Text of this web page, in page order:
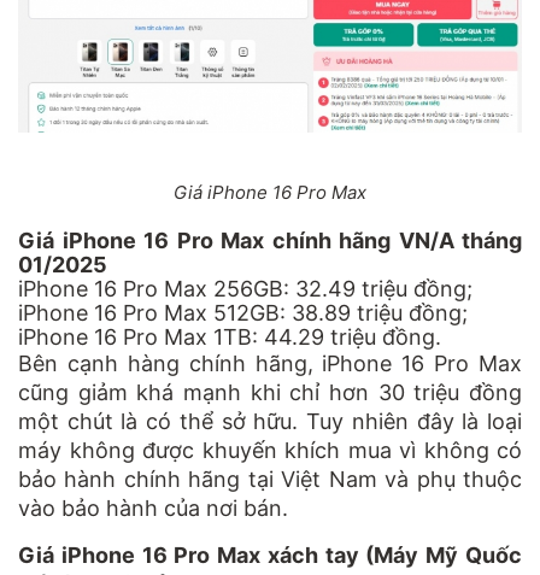
Giá iPhone 16 Pro Max
Giá iPhone 16 Pro Max chính hãng VN/A tháng
01/2025
iPhone 16 Pro Max 256GB: 32.49 triệu đồng;
iPhone 16 Pro Max 512GB: 38.89 triệu đồng;
iPhone 16 Pro Max 1TB: 44.29 triệu đồng.
Bên cạnh hàng chính hãng, iPhone 16 Pro Max
cũng giảm khá mạnh khi chỉ hơn 30 triệu đồng
một chút là có thể sở hữu. Tuy nhiên đây là loại
máy không được khuyến khích mua vì không có
bảo hành chính hãng tại Việt Nam và phụ thuộc
vào bảo hành của nơi bán.
Giá iPhone 16 Pro Max xách tay (Máy Mỹ Quốc